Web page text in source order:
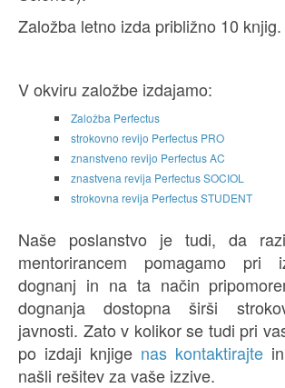
Založba letno izda približno 10 knjig.
V okviru založbe izdajamo:
Založba Perfectus
strokovno revijo Perfectus PRO
znanstveno revijo Perfectus AC
znastvena revija Perfectus SOCIOL
strokovna revija Perfectus STUDENT
Naše poslanstvo je tudi, da
mentorirancem pomagamo pri
dognanj in na ta način
dognanja dostopna širši
javnosti. Zato v kolikor se tudi pri
po izdaji knjige nas kontaktirajte
našli rešitev za vaše izzive.